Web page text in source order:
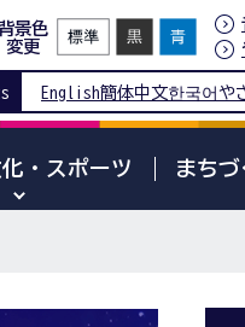
景色
変更
English簡体中文한국어 や
・スポーツ まち